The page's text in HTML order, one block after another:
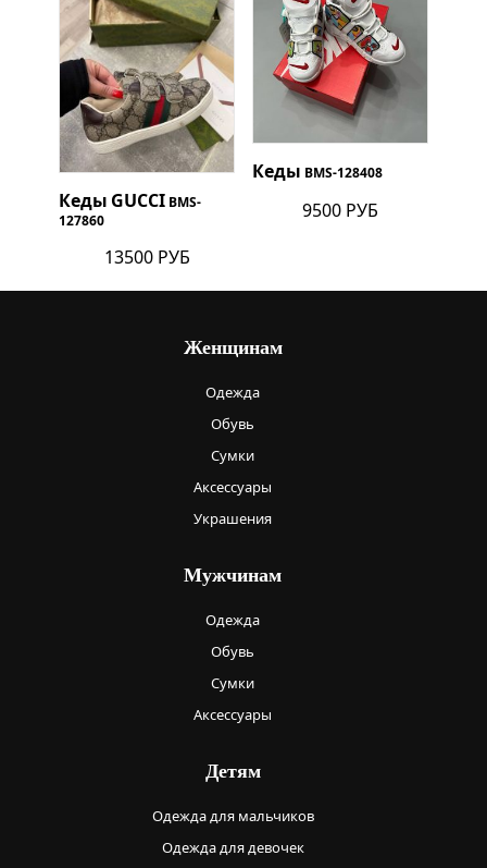
Кеды GUCCI BMS-
127860
13500 РУБ
Кеды BMS-128408
9500 РУБ
Женщинам
Одежда
Обувь
Сумки
Аксессуары
Украшения
Мужчинам
Одежда
Обувь
Сумки
Аксессуары
Детям
Одежда для мальчиков
Одежда для девочек